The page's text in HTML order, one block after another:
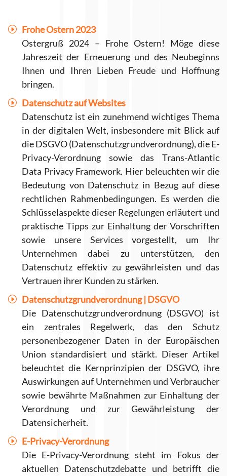
Frohe Ostern 2023
Ostergruß 2024 – Frohe Ostern! Möge diese
Jahreszeit der Erneuerung und des Neubeginns
Ihnen und Ihren Lieben Freude und Hoffnung
bringen.
Datenschutz auf Websites
Datenschutz ist ein zunehmend wichtiges Thema
in der digitalen Welt, insbesondere mit Blick auf
die DSGVO (Datenschutzgrundverordnung), die E-
Privacy-Verordnung sowie das Trans-Atlantic
Data Privacy Framework. Hier beleuchten wir die
Bedeutung von Datenschutz in Bezug auf diese
rechtlichen Rahmenbedingungen. Es werden die
Schlüsselaspekte dieser Regelungen erläutert und
praktische Tipps zur Einhaltung der Vorschriften
sowie unsere Services vorgestellt, um Ihr
Unternehmen dabei zu unterstützen, den
Datenschutz effektiv zu gewährleisten und das
Vertrauen ihrer Kunden zu stärken.
Datenschutzgrundverordnung | DSGVO
Die Datenschutzgrundverordnung (DSGVO) ist
ein zentrales Regelwerk, das den Schutz
personenbezogener Daten in der Europäischen
Union standardisiert und stärkt. Dieser Artikel
beleuchtet die Kernprinzipien der DSGVO, ihre
Auswirkungen auf Unternehmen und Verbraucher
sowie bewährte Maßnahmen zur Einhaltung der
Verordnung und zur Gewährleistung der
Datensicherheit.
E-Privacy-Verordnung
Die E-Privacy-Verordnung steht im Fokus der
aktuellen Datenschutzdebatte und betrifft die